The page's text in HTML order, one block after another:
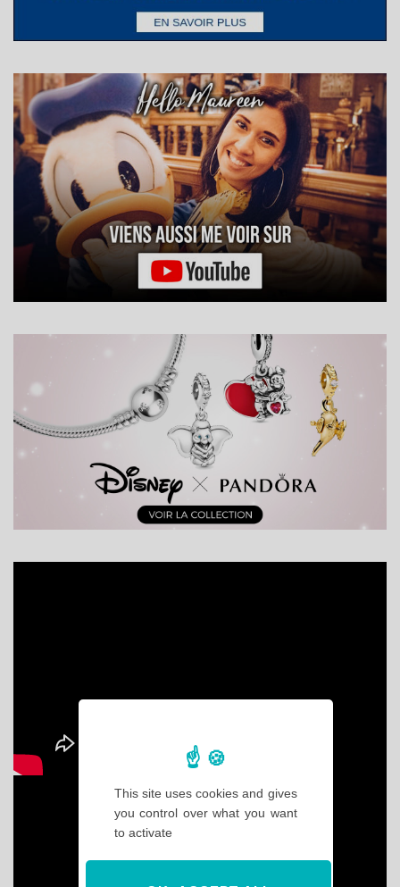
This site uses cookies and gives
you control over what you want
to activate